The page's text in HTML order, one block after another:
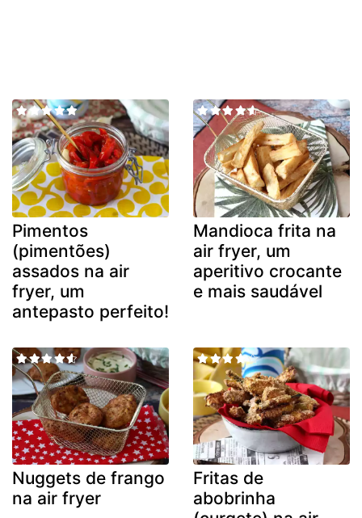
Pimentos
(pimentões)
assados na air
fryer, um
antepasto perfeito!
Mandioca frita na
air fryer, um
aperitivo crocante
e mais saudável
Nuggets de frango
na air fryer
Fritas de
abobrinha